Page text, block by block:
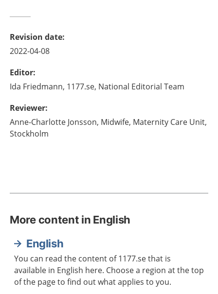
Revision date:
2022-04-08
Editor:
Ida Friedmann, 1177.se, National Editorial Team
Reviewer:
Anne-Charlotte Jonsson, Midwife, Maternity Care Unit,
Stockholm
More content in English
English
You can read the content of 1177.se that is
available in English here. Choose a region at the top
of the page to find out what applies to you.